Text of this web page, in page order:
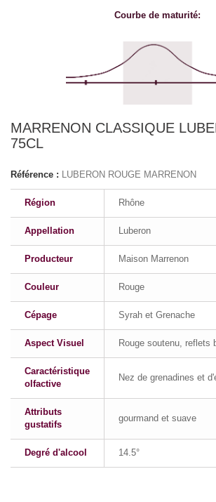
Courbe de maturité:
MARRENON CLASSIQUE
75CL
Référence : LUBERON ROUGE MARRENON
Région Rhône
Appellation Luberon
Producteur Maison Marrenon
Couleur Rouge
Cépage Syrah et Grenache
Aspect Visuel Rouge soutenu, reflets
Caractéristique
olfactive
Nez de grenadines et
Attributs
gustatifs
gourmand et suave
Degré d'alcool 14.5°